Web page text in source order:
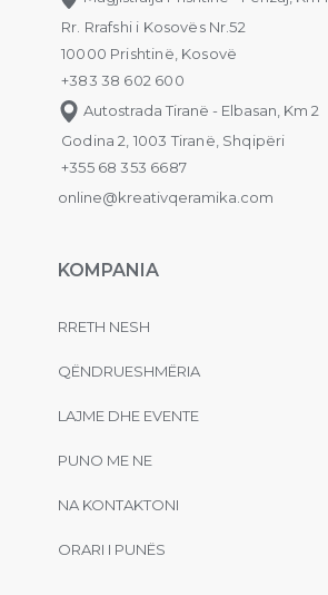
Rr. Rrafshi i Kosovës Nr.52
10000 Prishtinë, Kosovë
+383 38 602 600
Autostrada Tiranë - Elbasan, Km 2
Godina 2, 1003 Tiranë, Shqipëri
+355 68 353 6687
online@kreativqeramika.com
KOMPANIA
RRETH NESH
QËNDRUESHMËRIA
LAJME DHE EVENTE
PUNO ME NE
NA KONTAKTONI
ORARI I PUNËS